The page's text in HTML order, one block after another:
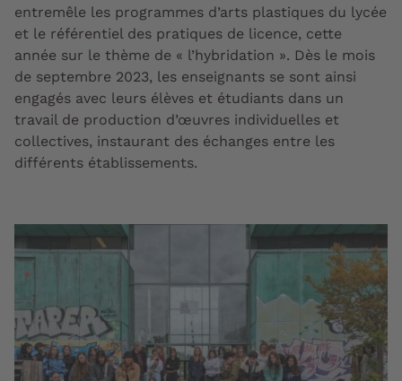
entremêle les programmes d’arts plastiques du lycée
et le référentiel des pratiques de licence, cette
année sur le thème de « l’hybridation ». Dès le mois
de septembre 2023, les enseignants se sont ainsi
engagés avec leurs élèves et étudiants dans un
travail de production d’œuvres individuelles et
collectives, instaurant des échanges entre les
différents établissements.